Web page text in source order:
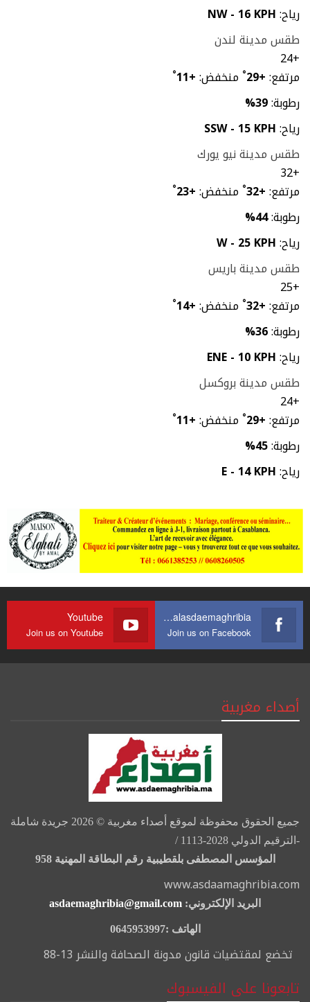
رياح:NW - 16 KPH
طقس مدينة لندن
+
24
مرتفع:+
29
° منخفض:+
11
°
رطوبة:39%
رياح:SSW - 15 KPH
طقس مدينة نيو يورك
+
32
مرتفع:+
32
° منخفض:+
23
°
رطوبة:44%
رياح:W - 25 KPH
طقس مدينة باريس
+
25
مرتفع:+
32
° منخفض:+
14
°
رطوبة:36%
رياح:ENE - 10 KPH
طقس مدينة بروكسل
+
24
مرتفع:+
29
° منخفض:+
11
°
رطوبة:45%
رياح:E - 14 KPH
https://web.facebook.com/journalasdaemaghribia/
Join us on Facebook
Youtube
Join us on Youtube
أصداء مغربية
جميع الحقوق محفوظة لموقع أصداء مغربية © 2026 جريدة شاملة
-الترقيم الدولي 2028-1113 /
المؤسس المصطفى بلقطيبية رقم البطاقة المهنية 958
www.asdaamaghribia.com
البريد الإلكتروني: asdaemaghribia@gmail.com
الهاتف :0645953997
تخضع لمقتضيات قانون مدونة الصحافة والنشر 13-88
تابعونا على الفيسبوك